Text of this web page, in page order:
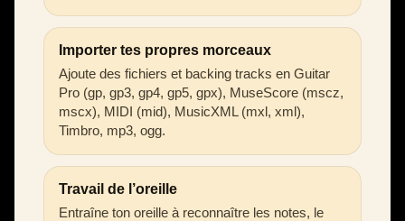
Importer tes propres morceaux
Ajoute des fichiers et backing tracks en Guitar
Pro (gp, gp3, gp4, gp5, gpx), MuseScore (mscz,
mscx), MIDI (mid), MusicXML (mxl, xml),
Timbro, mp3, ogg.
Travail de l’oreille
Entraîne ton oreille à reconnaître les notes, le